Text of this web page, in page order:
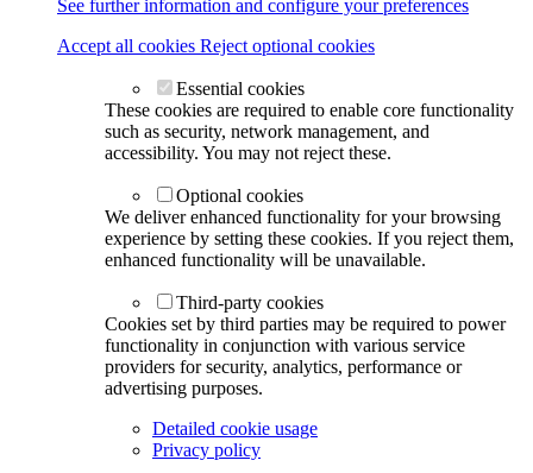
See further information and configure your preferences
Accept all cookies Reject optional cookies
Essential cookies
These cookies are required to enable core functionality
such as security, network management, and
accessibility. You may not reject these.
Optional cookies
We deliver enhanced functionality for your browsing
experience by setting these cookies. If you reject them,
enhanced functionality will be unavailable.
Third-party cookies
Cookies set by third parties may be required to power
functionality in conjunction with various service
providers for security, analytics, performance or
advertising purposes.
Detailed cookie usage
Privacy policy